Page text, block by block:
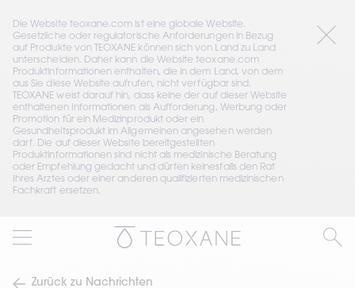
Die Website teoxane.com ist eine globale Website.
Gesetzliche oder regulatorische Anforderungen in Bezug
auf Produkte von TEOXANE können sich von Land zu Land
unterscheiden. Daher kann die Website teoxane.com
Produktinformationen enthalten, die in dem Land, von dem
aus Sie diese Website aufrufen, nicht verfügbar sind.
TEOXANE weist darauf hin, dass keine der auf dieser Website
enthaltenen Informationen als Aufforderung, Werbung oder
Promotion für ein Medizinprodukt oder ein
Gesundheitsprodukt im Allgemeinen angesehen werden
darf. Die auf dieser Website bereitgestellten
Produktinformationen sind nicht als medizinische Beratung
oder Empfehlung gedacht und dürfen keinesfalls den Rat
Ihres Arztes oder einer anderen qualifizierten medizinischen
Fachkraft ersetzen.
Zurück zu Nachrichten